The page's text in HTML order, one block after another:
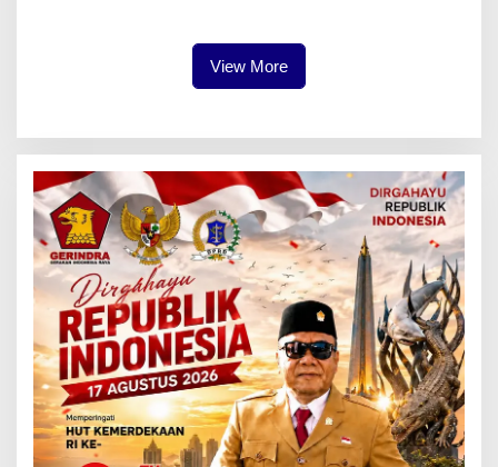
View More